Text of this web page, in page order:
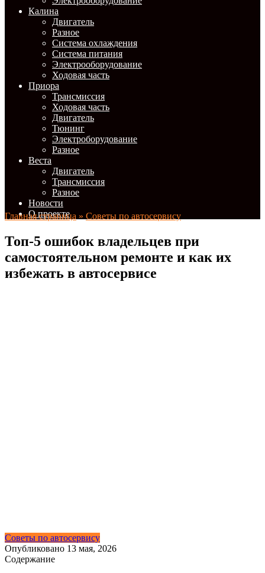
Калина
Двигатель
Разное
Система охлаждения
Система питания
Электрооборудование
Ходовая часть
Приора
Трансмиссия
Ходовая часть
Двигатель
Тюнинг
Электроборудование
Разное
Веста
Двигатель
Трансмиссия
Разное
Новости
О проекте
Главная страница » Советы по автосервису
Топ-5 ошибок владельцев при
самостоятельном ремонте и как их
избежать в автосервисе
Советы по автосервису
Опубликовано 13 мая, 2026
Содержание